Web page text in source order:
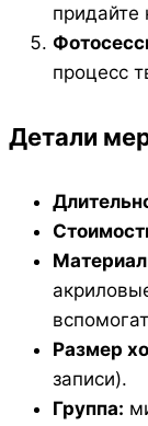
придайте
процесс
Детали
Размер
записи).
Группа: